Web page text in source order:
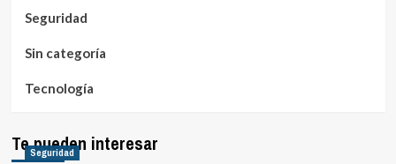
Seguridad
Sin categoría
Tecnología
Te pueden interesar
Seguridad